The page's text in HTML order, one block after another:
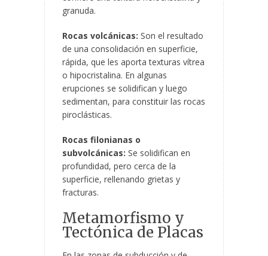
granuda.
Rocas volcánicas: Son el resultado
de una consolidación en superficie,
rápida, que les aporta texturas vítrea
o hipocristalina. En algunas
erupciones se solidifican y luego
sedimentan, para constituir las rocas
piroclásticas.
Rocas filonianas o
subvolcánicas: Se solidifican en
profundidad, pero cerca de la
superficie, rellenando grietas y
fracturas.
Metamorfismo y
Tectónica de Placas